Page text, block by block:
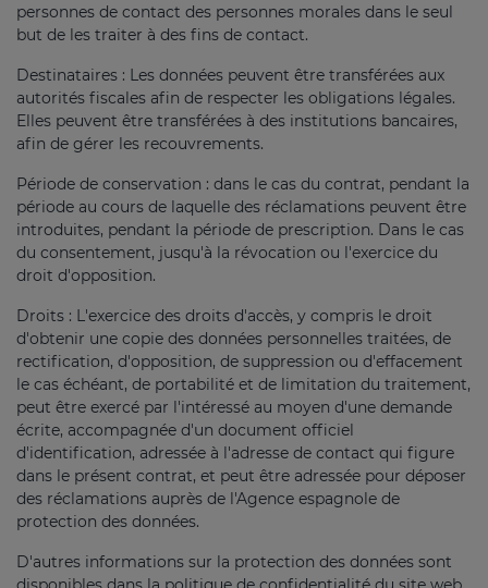
personnes de contact des personnes morales dans le seul
but de les traiter à des fins de contact.
Destinataires : Les données peuvent être transférées aux
autorités fiscales afin de respecter les obligations légales.
Elles peuvent être transférées à des institutions bancaires,
afin de gérer les recouvrements.
Période de conservation : dans le cas du contrat, pendant la
période au cours de laquelle des réclamations peuvent être
introduites, pendant la période de prescription. Dans le cas
du consentement, jusqu'à la révocation ou l'exercice du
droit d'opposition.
Droits : L'exercice des droits d'accès, y compris le droit
d'obtenir une copie des données personnelles traitées, de
rectification, d'opposition, de suppression ou d'effacement
le cas échéant, de portabilité et de limitation du traitement,
peut être exercé par l'intéressé au moyen d'une demande
écrite, accompagnée d'un document officiel
d'identification, adressée à l'adresse de contact qui figure
dans le présent contrat, et peut être adressée pour déposer
des réclamations auprès de l'Agence espagnole de
protection des données.
D'autres informations sur la protection des données sont